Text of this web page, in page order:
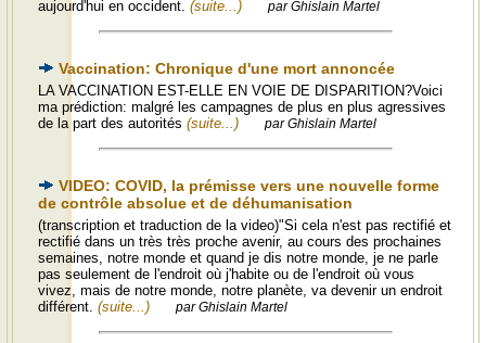
aujourd'hui en occident. (suite...) par Ghislain Martel
Vaccination: Chronique d'une mort annoncée
LA VACCINATION EST-ELLE EN VOIE DE DISPARITION?Voici
ma prédiction: malgré les campagnes de plus en plus agressives
de la part des autorités (suite...) par Ghislain Martel
VIDEO: COVID, la prémisse vers une nouvelle forme
de contrôle absolue et de déhumanisation
(transcription et traduction de la video)"Si cela n'est pas rectifié et
rectifié dans un très très proche avenir, au cours des prochaines
semaines, notre monde et quand je dis notre monde, je ne parle
pas seulement de l'endroit où j'habite ou de l'endroit où vous
vivez, mais de notre monde, notre planète, va devenir un endroit
différent. (suite...) par Ghislain Martel